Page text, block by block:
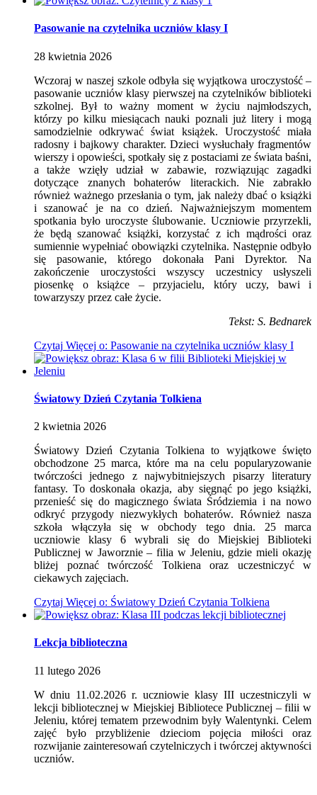
Pasowanie na czytelnika uczniów klasy I
28 kwietnia 2026
Wczoraj w naszej szkole odbyła się wyjątkowa uroczystość –
pasowanie uczniów klasy pierwszej na czytelników biblioteki
szkolnej. Był to ważny moment w życiu najmłodszych,
którzy po kilku miesiącach nauki poznali już litery i mogą
samodzielnie odkrywać świat książek. Uroczystość miała
radosny i bajkowy charakter. Dzieci wysłuchały fragmentów
wierszy i opowieści, spotkały się z postaciami ze świata baśni,
a także wzięły udział w zabawie, rozwiązując zagadki
dotyczące znanych bohaterów literackich. Nie zabrakło
również ważnego przesłania o tym, jak należy dbać o książki
i szanować je na co dzień. Najważniejszym momentem
spotkania było uroczyste ślubowanie. Uczniowie przyrzekli,
że będą szanować książki, korzystać z ich mądrości oraz
sumiennie wypełniać obowiązki czytelnika. Następnie odbyło
się pasowanie, którego dokonała Pani Dyrektor. Na
zakończenie uroczystości wszyscy uczestnicy usłyszeli
piosenkę o książce – przyjacielu, który uczy, bawi i
towarzyszy przez całe życie.
Tekst: S. Bednarek
Czytaj Więcej o: Pasowanie na czytelnika uczniów klasy I
Światowy Dzień Czytania Tolkiena
2 kwietnia 2026
Światowy Dzień Czytania Tolkiena to wyjątkowe święto
obchodzone 25 marca, które ma na celu popularyzowanie
twórczości jednego z najwybitniejszych pisarzy literatury
fantasy. To doskonała okazja, aby sięgnąć po jego książki,
przenieść się do magicznego świata Śródziemia i na nowo
odkryć przygody niezwykłych bohaterów. Również nasza
szkoła włączyła się w obchody tego dnia. 25 marca
uczniowie klasy 6 wybrali się do Miejskiej Biblioteki
Publicznej w Jaworznie – filia w Jeleniu, gdzie mieli okazję
bliżej poznać twórczość Tolkiena oraz uczestniczyć w
ciekawych zajęciach.
Czytaj Więcej o: Światowy Dzień Czytania Tolkiena
Lekcja biblioteczna
11 lutego 2026
W dniu 11.02.2026 r. uczniowie klasy III uczestniczyli w
lekcji bibliotecznej w Miejskiej Bibliotece Publicznej – filii w
Jeleniu, której tematem przewodnim były Walentynki. Celem
zajęć było przybliżenie dzieciom pojęcia miłości oraz
rozwijanie zainteresowań czytelniczych i twórczej aktywności
uczniów.